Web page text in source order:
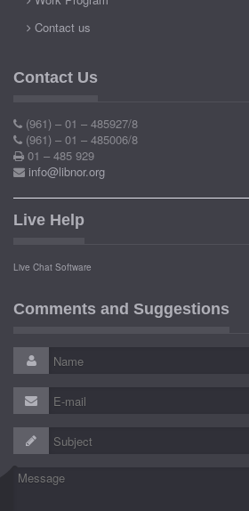
Contact us
Contact Us
(961) – 01 – 485927/8
(961) – 01 – 485006/8
01 – 485 929
info@libnor.org
Live Help
Live Chat Software
Comments and Suggestions